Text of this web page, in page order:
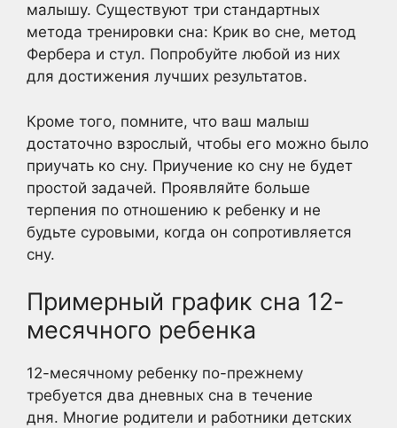
малышу. Существуют три стандартных
метода тренировки сна: Крик во сне, метод
Фербера и стул. Попробуйте любой из них
для достижения лучших результатов.
Кроме того, помните, что ваш малыш
достаточно взрослый, чтобы его можно было
приучать ко сну. Приучение ко сну не будет
простой задачей. Проявляйте больше
терпения по отношению к ребенку и не
будьте суровыми, когда он сопротивляется
сну.
Примерный график сна 12-
месячного ребенка
12-месячному ребенку по-прежнему
требуется два дневных сна в течение
дня. Многие родители и работники детских